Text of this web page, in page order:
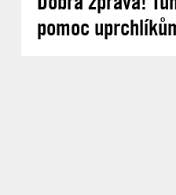
pomoc